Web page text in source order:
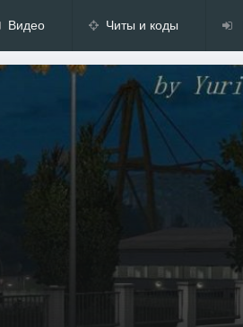
Видео Читы и коды